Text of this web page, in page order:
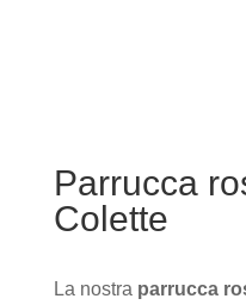
Parrucca
Colette
La nostra parrucca